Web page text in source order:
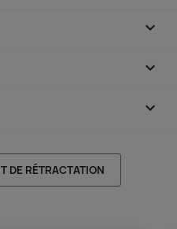


keyboard_arrow_down
DE RÉTRACTATION